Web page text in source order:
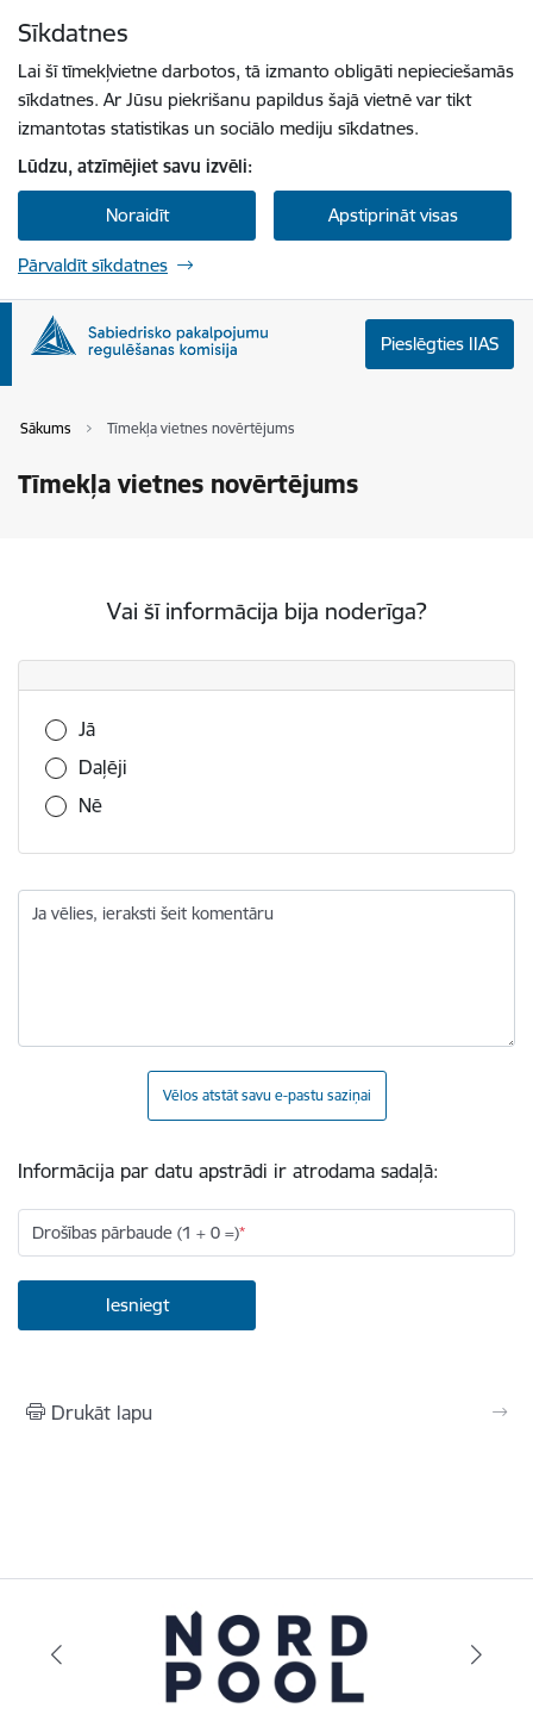
Sīkdatnes
Lai šī tīmekļvietne darbotos, tā izmanto obligāti nepieciešamās
sīkdatnes. Ar Jūsu piekrišanu papildus šajā vietnē var tikt
izmantotas statistikas un sociālo mediju sīkdatnes.
Lūdzu, atzīmējiet savu izvēli:
Noraidīt Apstiprināt visas
Pārvaldīt sīkdatnes
Pieslēgties IIAS
Sākums Tīmekļa vietnes novērtējums
Tīmekļa vietnes novērtējums
Vai šī informācija bija noderīga?
Vai šī informācija bija noderīga?
Jā
Daļēji
Nē
Ja vēlies, ieraksti šeit komentāru
Vēlos atstāt savu e-pastu saziņai
Informācija par datu apstrādi ir atrodama sadaļā:
Drošības pārbaude (1 + 0 =)
Drukāt lapu